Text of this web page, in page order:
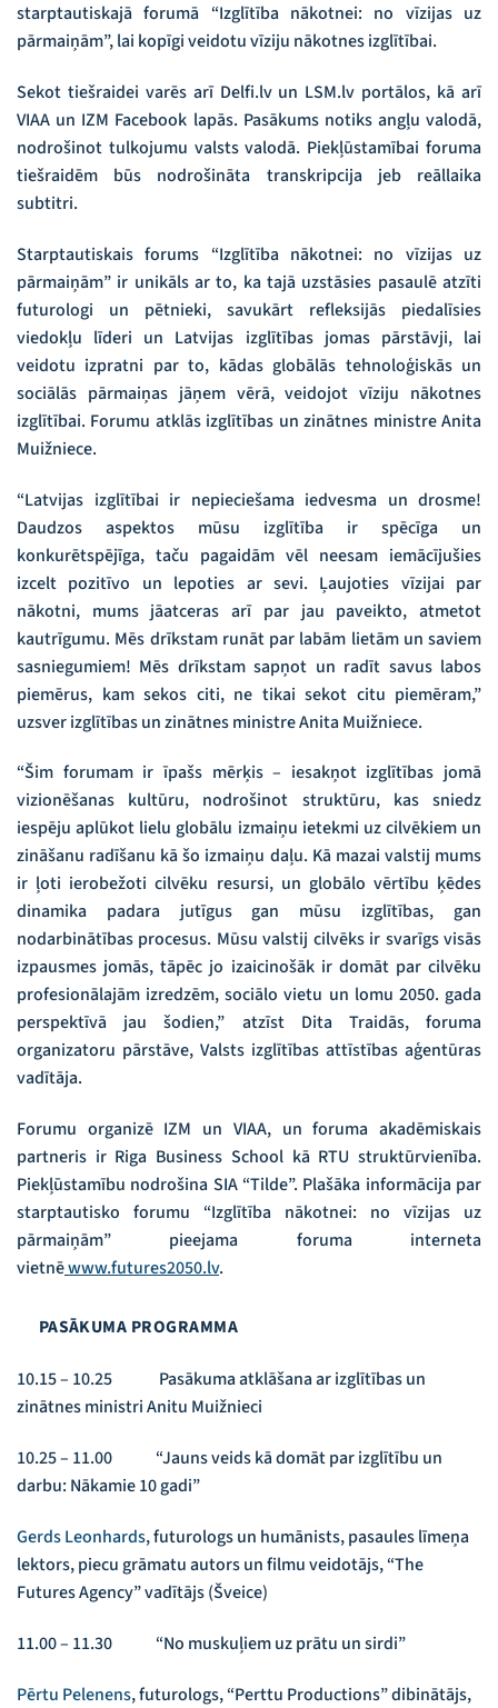
starptautiskajā forumā “Izglītība nākotnei: no vīzijas uz
pārmaiņām”, lai kopīgi veidotu vīziju nākotnes izglītībai.
Sekot tiešraidei varēs arī Delfi.lv un LSM.lv portālos, kā arī
VIAA un IZM Facebook lapās. Pasākums notiks angļu valodā,
nodrošinot tulkojumu valsts valodā. Piekļūstamībai foruma
tiešraidēm būs nodrošināta transkripcija jeb reāllaika
subtitri.
Starptautiskais forums “Izglītība nākotnei: no vīzijas uz
pārmaiņām” ir unikāls ar to, ka tajā uzstāsies pasaulē atzīti
futurologi un pētnieki, savukārt refleksijās piedalīsies
viedokļu līderi un Latvijas izglītības jomas pārstāvji, lai
veidotu izpratni par to, kādas globālās tehnoloģiskās un
sociālās pārmaiņas jāņem vērā, veidojot vīziju nākotnes
izglītībai. Forumu atklās izglītības un zinātnes ministre Anita
Muižniece.
“Latvijas izglītībai ir nepieciešama iedvesma un drosme!
Daudzos aspektos mūsu izglītība ir spēcīga un
konkurētspējīga, taču pagaidām vēl neesam iemācījušies
izcelt pozitīvo un lepoties ar sevi. Ļaujoties vīzijai par
nākotni, mums jāatceras arī par jau paveikto, atmetot
kautrīgumu. Mēs drīkstam runāt par labām lietām un saviem
sasniegumiem! Mēs drīkstam sapņot un radīt savus labos
piemērus, kam sekos citi, ne tikai sekot citu piemēram,”
uzsver izglītības un zinātnes ministre Anita Muižniece.
“Šim forumam ir īpašs mērķis – iesakņot izglītības jomā
vizionēšanas kultūru, nodrošinot struktūru, kas sniedz
iespēju aplūkot lielu globālu izmaiņu ietekmi uz cilvēkiem un
zināšanu radīšanu kā šo izmaiņu daļu. Kā mazai valstij mums
ir ļoti ierobežoti cilvēku resursi, un globālo vērtību ķēdes
dinamika padara jutīgus gan mūsu izglītības, gan
nodarbinātības procesus. Mūsu valstij cilvēks ir svarīgs visās
izpausmes jomās, tāpēc jo izaicinošāk ir domāt par cilvēku
profesionālajām izredzēm, sociālo vietu un lomu 2050. gada
perspektīvā jau šodien,” atzīst Dita Traidās, foruma
organizatoru pārstāve, Valsts izglītības attīstības aģentūras
vadītāja.
Forumu organizē IZM un VIAA, un foruma akadēmiskais
partneris ir Riga Business School kā RTU struktūrvienība.
Piekļūstamību nodrošina SIA “Tilde”. Plašāka informācija par
starptautisko forumu “Izglītība nākotnei: no vīzijas uz
pārmaiņām” pieejama foruma interneta
vietnēwww.futures2050.lv.
PASĀKUMA PROGRAMMA
10.15 – 10.25 Pasākuma atklāšana ar izglītības un
zinātnes ministri Anitu Muižnieci
10.25 – 11.00 “Jauns veids kā domāt par izglītību un
darbu: Nākamie 10 gadi”
Gerds Leonhards, futurologs un humānists, pasaules līmeņa
lektors, piecu grāmatu autors un filmu veidotājs, “The
Futures Agency” vadītājs (Šveice)
11.00 – 11.30 “No muskuļiem uz prātu un sirdi”
Pērtu Pelenens, futurologs, “Perttu Productions” dibinātājs,